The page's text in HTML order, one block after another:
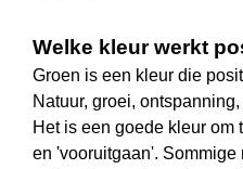
Welke kleur werkt
Groen is een kleur die
Natuur, groei,
Het is een goede kleur om
en 'vooruitgaan'.